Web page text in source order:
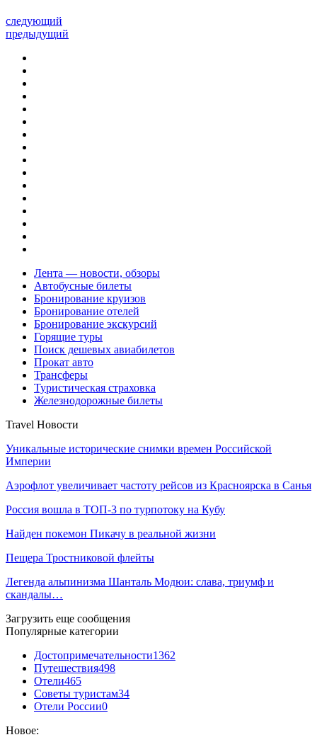
следующий
предыдущий
Лента — новости, обзоры
Автобусные билеты
Бронирование круизов
Бронирование отелей
Бронирование экскурсий
Горящие туры
Поиск дешевых авиабилетов
Прокат авто
Трансферы
Туристическая страховка
Железнодорожные билеты
Travel Новости
Уникальные исторические снимки времен Российской
Империи
Аэрофлот увеличивает частоту рейсов из Красноярска в Санья
Россия вошла в ТОП-3 по турпотоку на Кубу
Найден покемон Пикачу в реальной жизни
Пещера Тростниковой флейты
Легенда альпинизма Шанталь Модюи: слава, триумф и
скандалы…
Загрузить еще сообщения
Популярные категории
Достопримечательности1362
Путешествия498
Отели465
Советы туристам34
Отели России0
Новое: